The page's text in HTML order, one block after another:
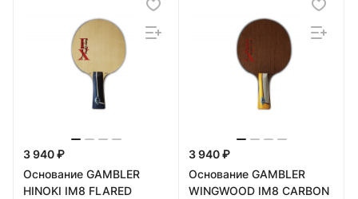
3 940 ₽
Основание GAMBLER
HINOKI IM8 FLARED
3 940 ₽
Основание GAMBLER
WINGWOOD IM8 CARBON